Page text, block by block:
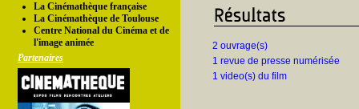
La Cinémathèque française
La Cinémathèque de Toulouse
Centre National du Cinéma et de
l'image animée
Partenaires
2 ouvrage(s)
1 revue de presse numérisée
1 video(s) du film